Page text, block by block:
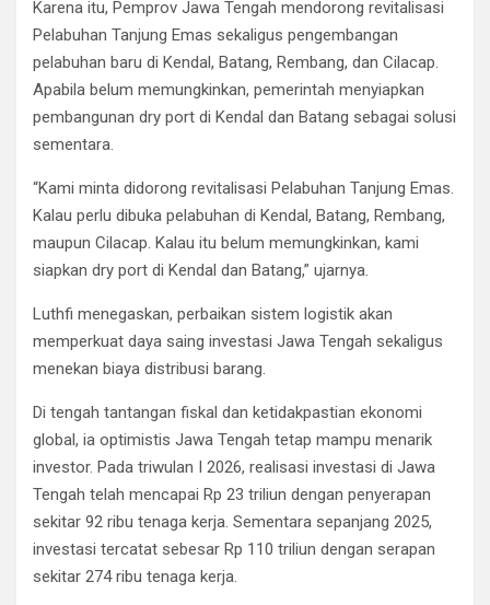
Karena itu, Pemprov Jawa Tengah mendorong revitalisasi
Pelabuhan Tanjung Emas sekaligus pengembangan
pelabuhan baru di Kendal, Batang, Rembang, dan Cilacap.
Apabila belum memungkinkan, pemerintah menyiapkan
pembangunan dry port di Kendal dan Batang sebagai solusi
sementara.
“Kami minta didorong revitalisasi Pelabuhan Tanjung Emas.
Kalau perlu dibuka pelabuhan di Kendal, Batang, Rembang,
maupun Cilacap. Kalau itu belum memungkinkan, kami
siapkan dry port di Kendal dan Batang,” ujarnya.
Luthfi menegaskan, perbaikan sistem logistik akan
memperkuat daya saing investasi Jawa Tengah sekaligus
menekan biaya distribusi barang.
Di tengah tantangan fiskal dan ketidakpastian ekonomi
global, ia optimistis Jawa Tengah tetap mampu menarik
investor. Pada triwulan I 2026, realisasi investasi di Jawa
Tengah telah mencapai Rp 23 triliun dengan penyerapan
sekitar 92 ribu tenaga kerja. Sementara sepanjang 2025,
investasi tercatat sebesar Rp 110 triliun dengan serapan
sekitar 274 ribu tenaga kerja.